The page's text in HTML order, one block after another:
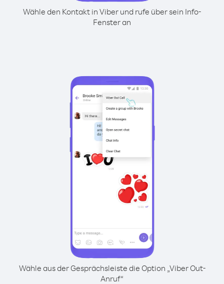
Wähle den Kontakt in Viber und rufe über sein Info-
Fenster an
Wähle aus der Gesprächsleiste die Option „Viber Out-
Anruf“